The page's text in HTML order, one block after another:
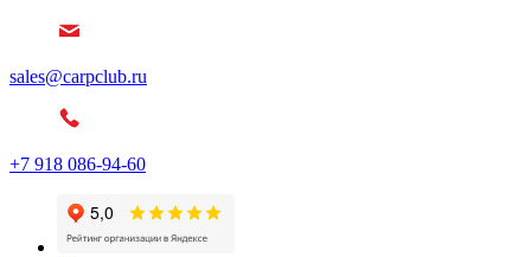
sales@carpclub.ru
+7 918 086-94-60